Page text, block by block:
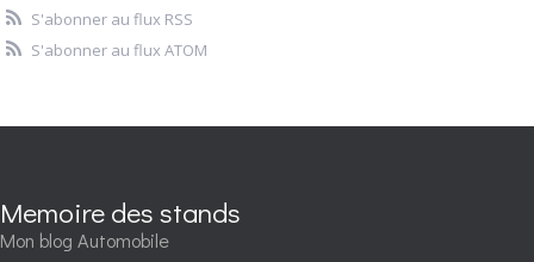
S'abonner au flux RSS
S'abonner au flux ATOM
Memoire des stands
Mon blog Automobile